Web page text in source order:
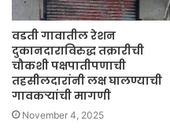
वडती गावातील रेशन
दुकानदाराविरुद्ध तक्रारीची
चौकशी पक्षपातीपणाची
तहसीलदारांनी लक्ष घालण्याची
गावकऱ्यांची मागणी
November 4, 2025